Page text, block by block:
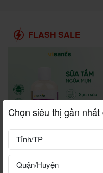
FLASH SALE
Sữa tắm ngừa mụn 400 ML -
VISANTE
Chọn siêu thị gần